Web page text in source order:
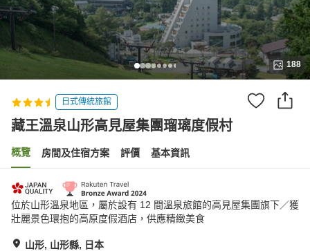
188
日式傳統旅館
藏王溫泉山形高見屋集團瑠璃度假村
概覽 房間及住宿方案 評價 基本資訊
位於山形溫泉地區，屬於設有 12 間溫泉旅館的高見屋集團旗下／獲
壯麗景色環抱的高原度假酒店，供應精緻美食
山形, 山形縣, 日本